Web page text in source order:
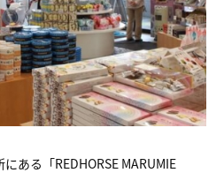
ある「REDHORSE MARUMIE